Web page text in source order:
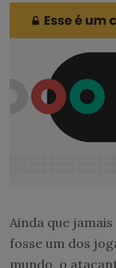
Ainda que
fosse um dos
mundo, o